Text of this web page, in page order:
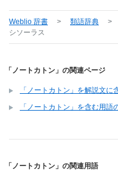
Weblio 辞書 > 類語辞典 >
シソーラス
「ノートカトン」の関連ページ
「ノートカトン」を解説文に
「ノートカトン」を含む用語
「ノートカトン」の関連用語